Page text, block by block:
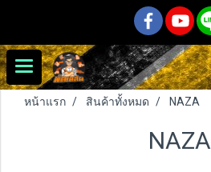
หน้าแรก สินค้าทั้งหมด NAZA
NAZA